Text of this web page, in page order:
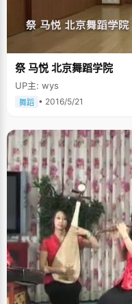
祭 马悦 北京舞蹈学院
UP主: wys
舞蹈 • 2016/5/21